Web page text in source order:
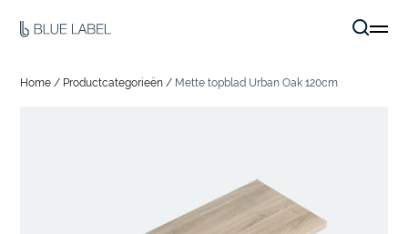
Home / Productcategorieën / Mette topblad Urban Oak 120cm